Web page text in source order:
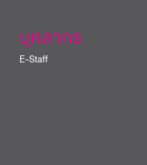
บุคลากร
E-Staff